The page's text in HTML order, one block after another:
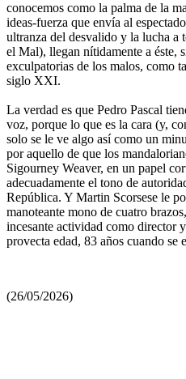
conocemos como la palma de la
ideas-fuerza que envía al
ultranza del desvalido y la lucha a
el Mal), llegan nítidamente a éste,
exculpatorias de los malos, como
siglo XXI.
La verdad es que Pedro Pascal
voz, porque lo que es la cara (y,
solo se le ve algo así como un
por aquello de que los
Sigourney Weaver, en un papel
adecuadamente el tono de
República. Y Martin Scorsese le
manoteante mono de cuatro
incesante actividad como director
provecta edad, 83 años cuando se
(26/05/2026)